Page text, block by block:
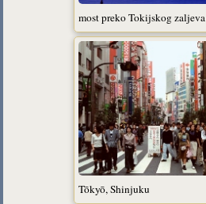
most preko Tokijskog zaljeva
Tōkyō, Shinjuku